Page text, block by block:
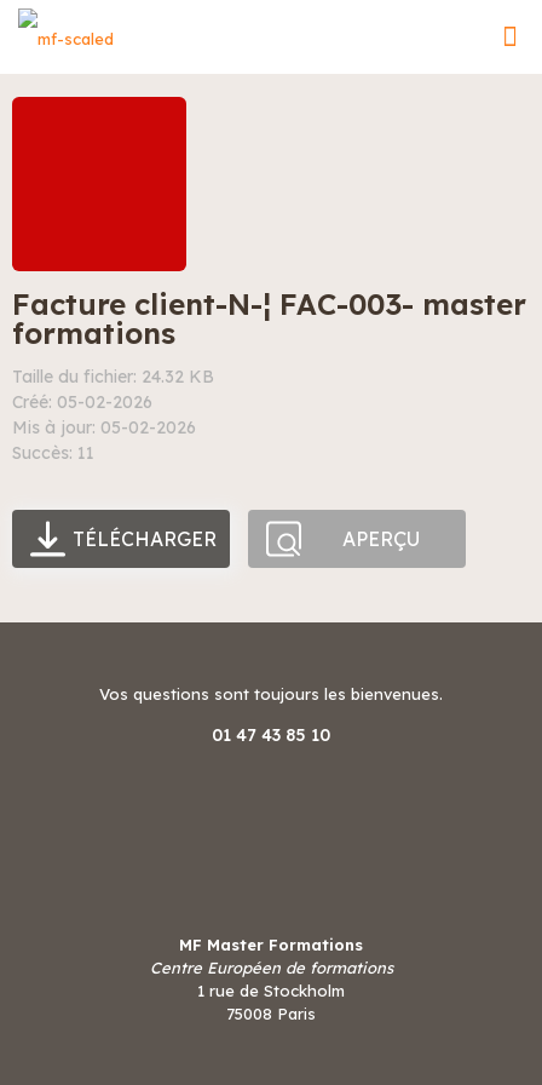
Facture client-N-¦ FAC-003- master
formations
Taille du fichier: 24.32 KB
Créé: 05-02-2026
Mis à jour: 05-02-2026
Succès: 11
TÉLÉCHARGER APERÇU
Vos questions sont toujours les bienvenues.
01 47 43 85 10
MF Master Formations
Centre Européen de formations
1 rue de Stockholm
75008 Paris